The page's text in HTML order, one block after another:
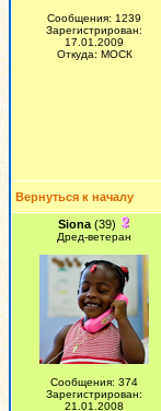
Сообщения: 1239
Зарегистрирован:
17.01.2009
Откуда: МОСК
Вернуться к началу
Siona(39)
Дред-ветеран
Сообщения: 374
Зарегистрирован:
21.01.2008